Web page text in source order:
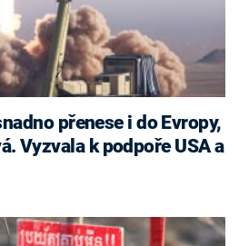
Vyzvala k podpoře USA a